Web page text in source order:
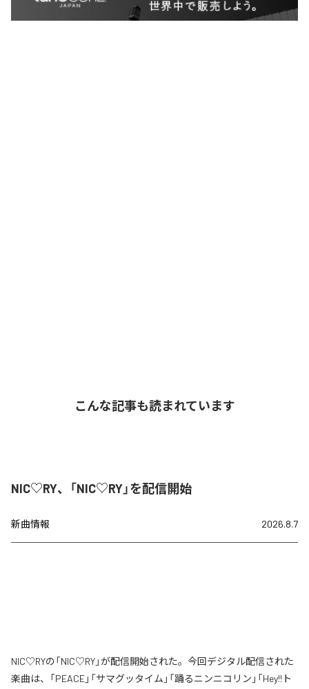
こんな記事も読まれています
NIC♡RY、「NIC♡RY」を配信開始
新曲情報 2026.8.7
NIC♡RYの「NIC♡RY」が配信開始された。今回デジタル配信された
楽曲は、「PEACE」「サマグッタイム」「踊るニンニコリン」「Hey!!ト